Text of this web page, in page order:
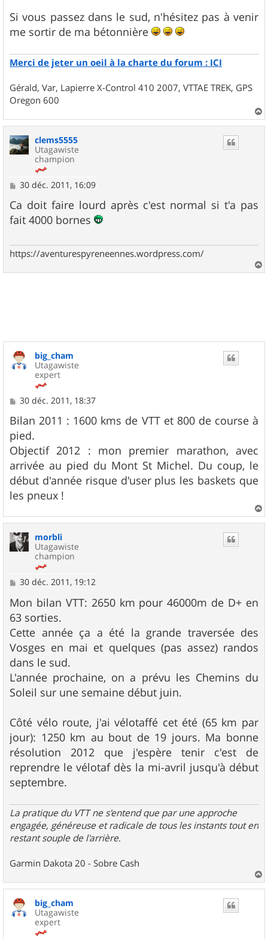
Si vous passez dans le sud, n'hésitez pas à venir
me sortir de ma bétonnière
Merci de jeter un oeil à la charte du forum : ICI
Gérald, Var, Lapierre X-Control 410 2007, VTTAE TREK, GPS
Oregon 600
a
clems5555
Utagawiste
champion
M
s
s
a
30 déc. 2011, 16:09
Ca doit faire lourd après c'est normal si t'a pas
fait 4000 bornes
https://aventurespyreneennes.wordpress.com/
a
big_cham
Utagawiste
expert
M
s
s
a
g
e
30 déc. 2011, 18:37
Bilan 2011 : 1600 kms de VTT et 800 de course à
pied.
Objectif 2012 : mon premier marathon, avec
arrivée au pied du Mont St Michel. Du coup, le
début d'année risque d'user plus les baskets que
les pneux !
a
morbli
Utagawiste
champion
M
s
s
a
g
e
30 déc. 2011, 19:12
Mon bilan VTT: 2650 km pour 46000m de D+ en
63 sorties.
Cette année ça a été la grande traversée des
Vosges en mai et quelques (pas assez) randos
dans le sud.
L'année prochaine, on a prévu les Chemins du
Soleil sur une semaine début juin.
Côté vélo route, j'ai vélotaffé cet été (65 km par
jour): 1250 km au bout de 19 jours. Ma bonne
résolution 2012 que j'espère tenir c'est de
reprendre le vélotaf dès la mi-avril jusqu'à début
septembre.
La pratique du VTT ne s'entend que par une approche
engagée, généreuse et radicale de tous les instants tout en
restant souple de l'arrière.
Garmin Dakota 20 - Sobre Cash
a
big_cham
Utagawiste
expert